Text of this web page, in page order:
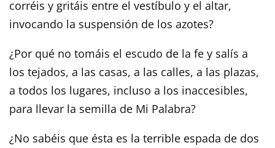
corréis y gritáis entre el vestíbulo y el altar,
invocando la suspensión de los azotes?
¿Por qué no tomáis el escudo de la fe y salís a
los tejados, a las casas, a las calles, a las plazas,
a todos los lugares, incluso a los inaccesibles,
para llevar la semilla de Mi Palabra?
¿No sabéis que ésta es la terrible espada de dos